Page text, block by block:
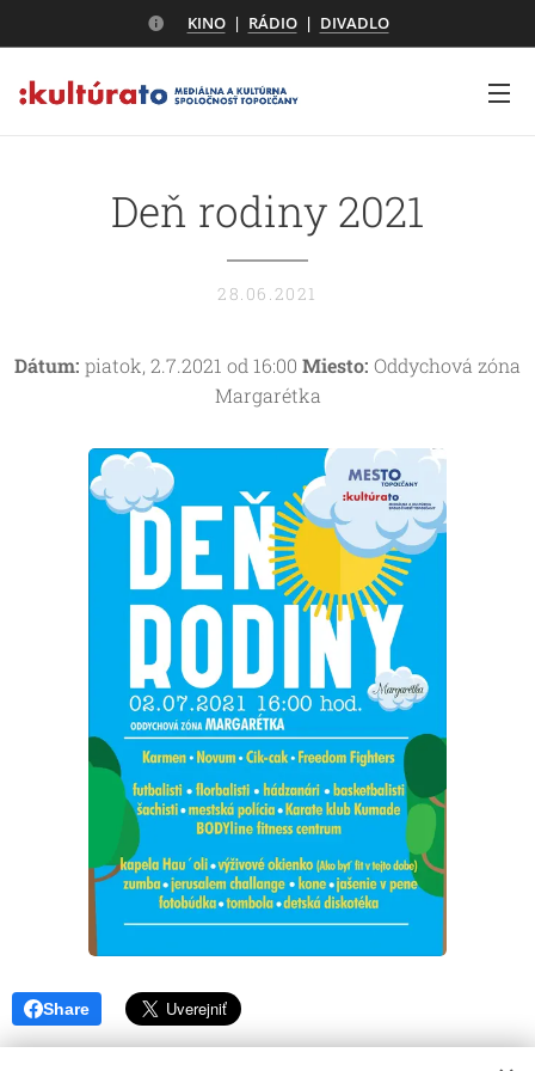
KINO| RÁDIO| DIVADLO
Deň rodiny 2021
28.06.2021
Dátum: piatok, 2.7.2021 od 16:00 Miesto: Oddychová zóna
Margarétka
Share